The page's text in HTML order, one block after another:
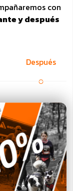
con
y después
Después